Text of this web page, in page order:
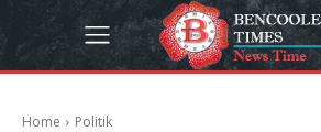
Home Politik